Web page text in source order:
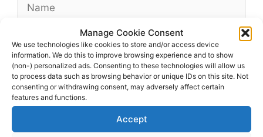
Manage Cookie Consent
We use technologies like cookies to store and/or access device
information. We do this to improve browsing experience and to show
(non-) personalized ads. Consenting to these technologies will allow us
to process data such as browsing behavior or unique IDs on this site. Not
consenting or withdrawing consent, may adversely affect certain
features and functions.
Accept
Website